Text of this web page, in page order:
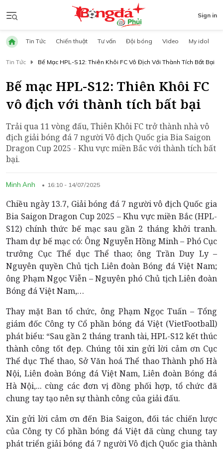
Sign in
Tin Tức Chiến thuật Tư vấn Đội bóng Video My idol
Tin Tức Bế Mạc HPL-S12: Thiên Khôi FC Vô Địch Với Thành Tích Bất Bại
Bế mạc HPL-S12: Thiên Khôi FC
vô địch với thành tích bất bại
Trải qua 11 vòng đấu, Thiên Khôi FC trở thành nhà vô
địch giải bóng đá 7 người Vô địch Quốc gia Bia Saigon
Dragon Cup 2025 - Khu vực miền Bắc với thành tích bất
bại.
Minh Anh 16:10 - 14/07/2025
Chiều ngày 13.7, Giải bóng đá 7 người vô địch Quốc gia
Bia Saigon Dragon Cup 2025 – Khu vực miền Bắc (HPL-
S12) chính thức bế mạc sau gần 2 tháng khởi tranh.
Tham dự bế mạc có: Ông Nguyễn Hồng Minh – Phó Cục
trưởng Cục Thể dục Thể thao; ông Trần Duy Ly –
Nguyên quyền Chủ tịch Liên đoàn Bóng đá Việt Nam;
ông Phạm Ngọc Viễn – Nguyên phó Chủ tịch Liên đoàn
Bóng đá Việt Nam,…
Thay mặt Ban tổ chức, ông Phạm Ngọc Tuấn – Tổng
giám đốc Công ty Cổ phần bóng đá Việt (VietFootball)
phát biểu: “Sau gần 2 tháng tranh tài, HPL-S12 kết thúc
thành công tốt đẹp. Chúng tôi xin gửi lời cảm ơn Cục
Thể dục Thể thao, Sở Văn hoá Thể thao Thành phố Hà
Nội, Liên đoàn Bóng đá Việt Nam, Liên đoàn Bóng đá
Hà Nội,... cùng các đơn vị đồng phối hợp, tổ chức đã
chung tay tạo nên sự thành công của giải đấu.
Xin gửi lời cảm ơn đến Bia Saigon, đối tác chiến lược
của Công ty Cổ phần bóng đá Việt đã cùng chung tay
phát triển giải bóng đá 7 người Vô địch Quốc gia thành